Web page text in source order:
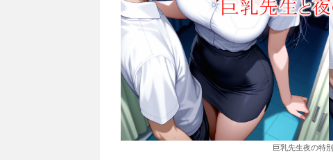
巨乳先生夜の特